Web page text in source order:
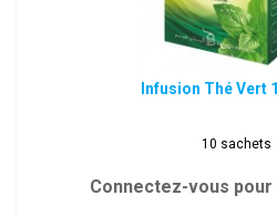
Infusion Thé Vert
10 sachets
Connectez-vous